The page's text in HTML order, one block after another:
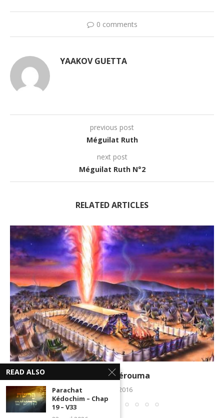
0 comments
YAAKOV GUETTA
previous post
Méguilat Ruth
next post
Méguilat Ruth N°2
RELATED ARTICLES
Parachat Térouma
9 février 2016
READ ALSO
Parachat
Kédochim – Chap
19 – V33